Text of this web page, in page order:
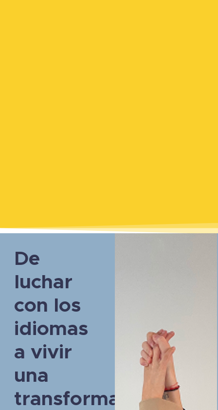
De
luchar
con los
idiomas
a vivir
una
transformación